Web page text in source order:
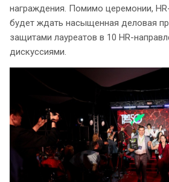
награждения. Помимо церемонии,
будет ждать насыщенная деловая
защитами лауреатов в 10 HR-
дискуссиями.